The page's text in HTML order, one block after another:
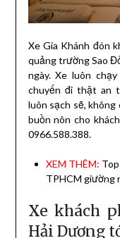
Xe Gia Khánh đón
quảng trường Sao
ngày. Xe luôn
chuyến đi thật an
luôn sạch sẽ, không
buồn nôn cho
0966.588.388.
XEM THÊM:
TPHCM giường
Xe khách
Hải Dương